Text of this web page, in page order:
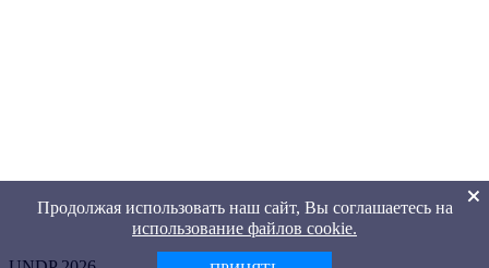
Продолжая использовать наш сайт, Вы соглашаетесь на
использование файлов cookie.